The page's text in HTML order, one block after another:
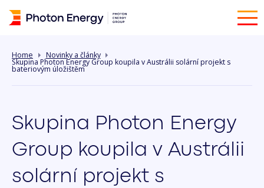
Home Novinky a články
Skupina Photon Energy Group koupila v Austrálii solární projekt s
bateriovým úložištěm
Skupina Photon Energy
Group koupila v Austrálii
solární projekt s